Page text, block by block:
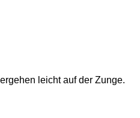
leicht auf der Zunge.